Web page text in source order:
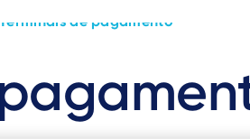
Terminais de pagamento